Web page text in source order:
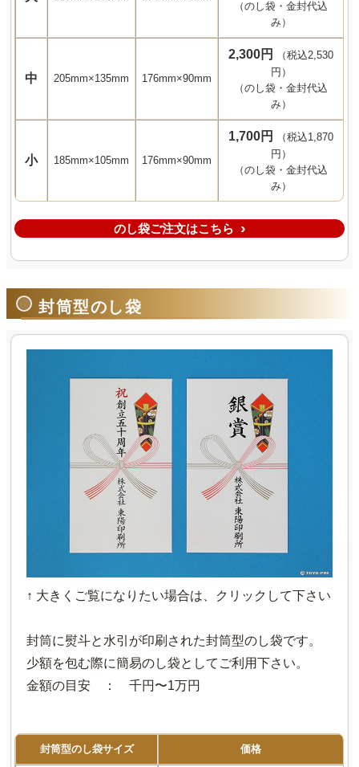
（のし袋・金封代込
み）
中 205mm×135mm 176mm×90mm
2,300円
（税込2,530
円）
（のし袋・金封代込
み）
小 185mm×105mm 176mm×90mm
1,700円
（税込1,870
円）
（のし袋・金封代込
み）
のし袋ご注文はこちら
封筒型のし袋
↑ 大きくご覧になりたい場合は、クリックして下さい
封筒に熨斗と水引が印刷された封筒型のし袋です。
少額を包む際に簡易のし袋としてご利用下さい。
金額の目安 ： 千円〜1万円
封筒型のし袋サイズ 価格